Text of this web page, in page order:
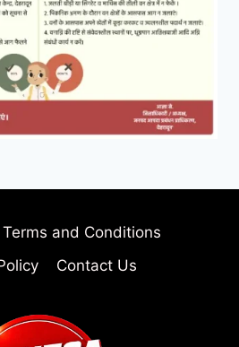
Terms and Conditions
Contact Us